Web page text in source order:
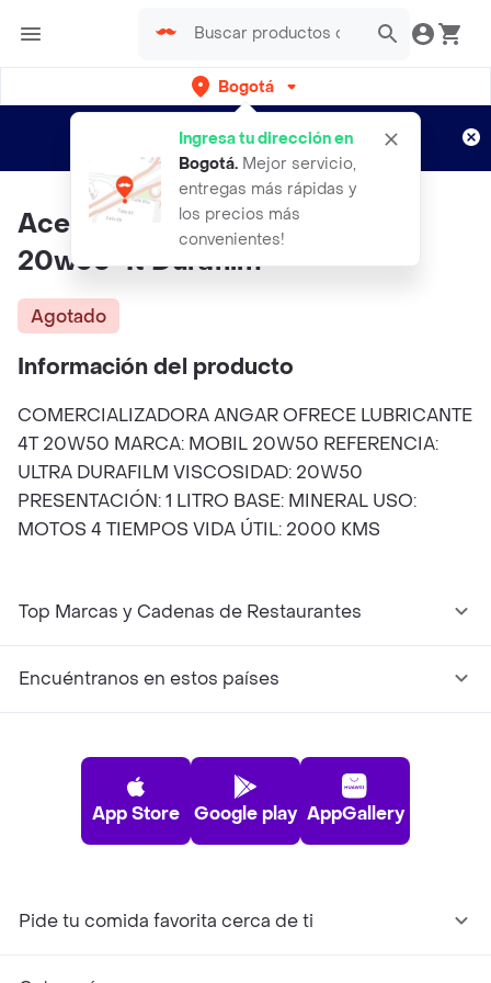
Bogotá
Ingresa tu dirección en
Bogotá. Mejor servicio,
entregas más rápidas y
los precios más
convenientes!
envíos gratis por semanas
Aplican TyC
Aceite Mobil Moto Super Ultra
20w50 4t Durafilm
Agotado
Información del producto
COMERCIALIZADORA ANGAR OFRECE LUBRICANTE
4T 20W50 MARCA: MOBIL 20W50 REFERENCIA:
ULTRA DURAFILM VISCOSIDAD: 20W50
PRESENTACIÓN: 1 LITRO BASE: MINERAL USO:
MOTOS 4 TIEMPOS VIDA ÚTIL: 2000 KMS
Top Marcas y Cadenas de Restaurantes
Encuéntranos en estos países
App Store Google play AppGallery
Pide tu comida favorita cerca de ti